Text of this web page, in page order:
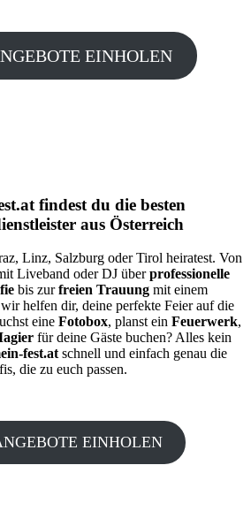
EINHOLEN
findest du die besten
aus Österreich
Linz, Salzburg oder Tirol heiratest. Von
Liveband oder DJ überprofessionelle
bis zurfreien Trauungmit einem
helfen dir, deine perfekte Feier auf die
eine Fotobox, planst ein Feuerwerk,
für deine Gäste buchen? Alles kein
fest.atschnell und einfach genau die
die zu euch passen.
EINHOLEN